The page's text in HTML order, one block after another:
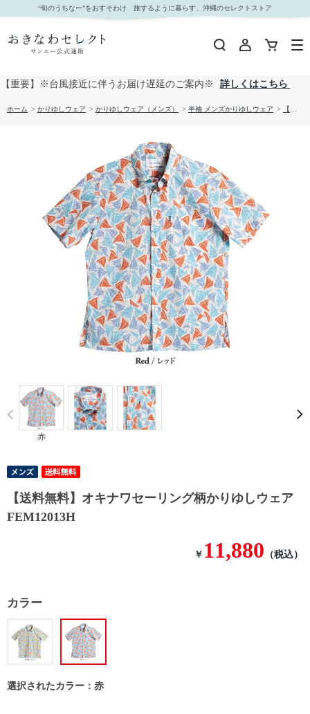
【送料無料】オキナワセーリング柄かりゆしウェアFEM12013H｜おきなわセレクト サンエー公
式通販
“旬のうちなー”をおすそわけ 旅するように暮らす、沖縄のセレクトストア
【重要】※台風接近に伴うお届け遅延のご案内※ 詳しくはこちら
ホーム > かりゆしウェア > かりゆしウェア（メンズ） > 半袖 メンズかりゆしウェア > 【送料無料】オキナワセーリング柄かりゆしウェアFEM12013H
赤
Prev
【送料無料】オキナワセーリング柄かりゆしウェア
FEM12013H
￥ 11,880 （税込）
カラー
選択されたカラー：赤